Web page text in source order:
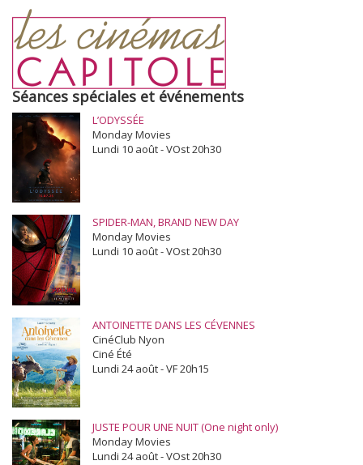
Séances spéciales et événements
L’ODYSSÉE
Monday Movies
Lundi 10 août - VOst 20h30
SPIDER-MAN, BRAND NEW DAY
Monday Movies
Lundi 10 août - VOst 20h30
ANTOINETTE DANS LES CÉVENNES
CinéClub Nyon
Ciné Été
Lundi 24 août - VF 20h15
JUSTE POUR UNE NUIT (One night only)
Monday Movies
Lundi 24 août - VOst 20h30